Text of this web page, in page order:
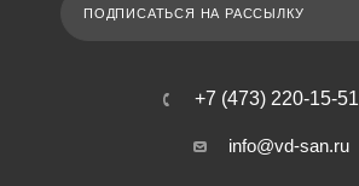
ПОДПИСАТЬСЯ НА РАССЫЛКУ
+7 (473) 220-15-51
info@vd-san.ru